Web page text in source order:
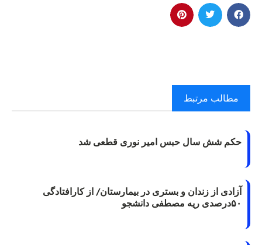
مطالب مرتبط
حکم شش سال حبس امیر نوری قطعی شد
آزادی از زندان و بستری در بیمارستان/ از کارافتادگی
۵۰درصدی ریه مصطفی دانشجو